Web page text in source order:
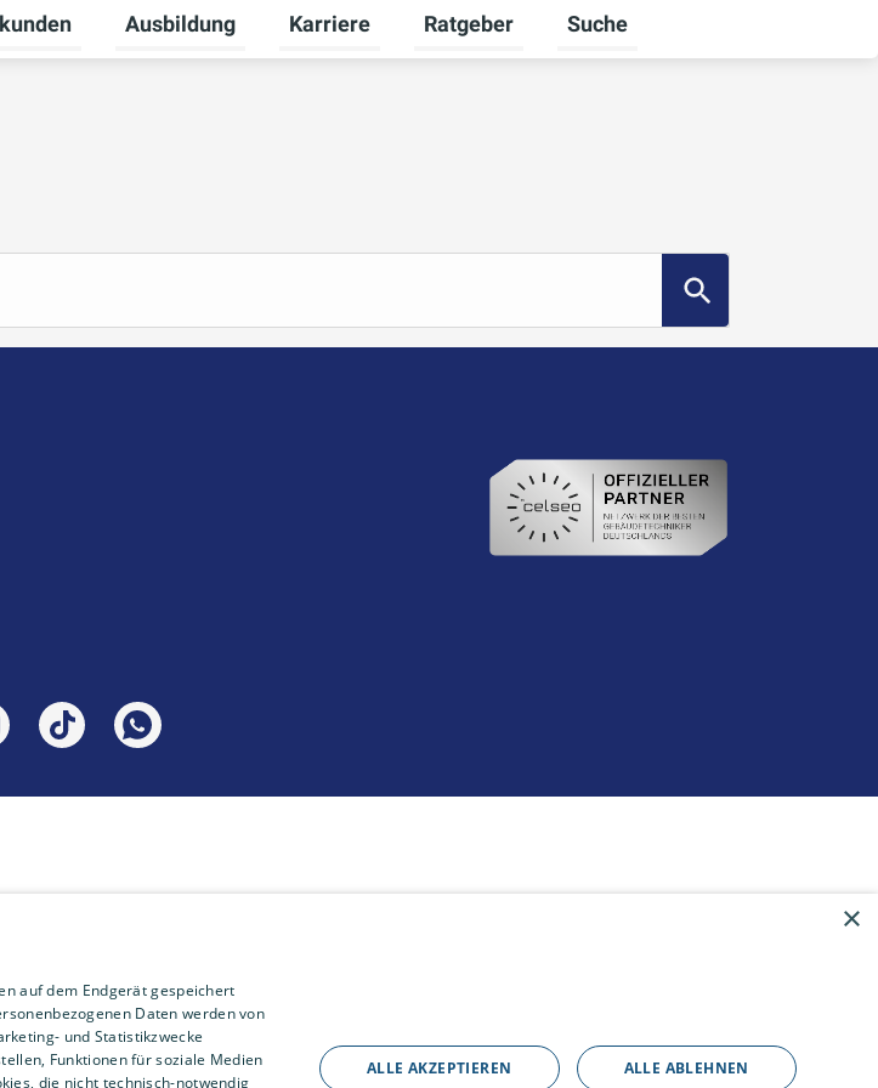
für Privatkunden umschalten
Untermenü für Gewerbekunden umschalten
Ausbildung
Untermenü für Ausbildung umschalten
Karriere
Untermenü für Karriere umschalten
Ratgeber
Untermenü für Ratgeber
Suche
Suchbegriff...
×
auf dem Endgerät gespeichert
Daten werden von
und Statistikzwecke
Funktionen für soziale Medien
die nicht technisch-notwendig
ALLE AKZEPTIEREN ALLE ABLEHNEN